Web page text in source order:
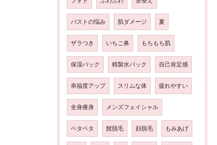
バストの悩み 肌ダメージ 夏
ザラつき いちご鼻 もちもち肌
保湿パック 精製水パック 自己肯定感
幸福度アップ スリムな体 疲れやすい
全身痩身 メンズフェイシャル
ベタベタ 髭脱毛 顔脱毛 もみあげ